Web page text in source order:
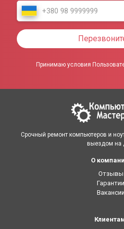
Принимаю условия
Срочный ремонт компьютеров и
выездом на
О
Отзывы
Гарантии
Вакансии